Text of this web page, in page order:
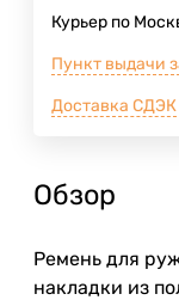
Курьер по
Пункт выдачи
Доставка СДЭК
Обзор
Ремень для
накладки из